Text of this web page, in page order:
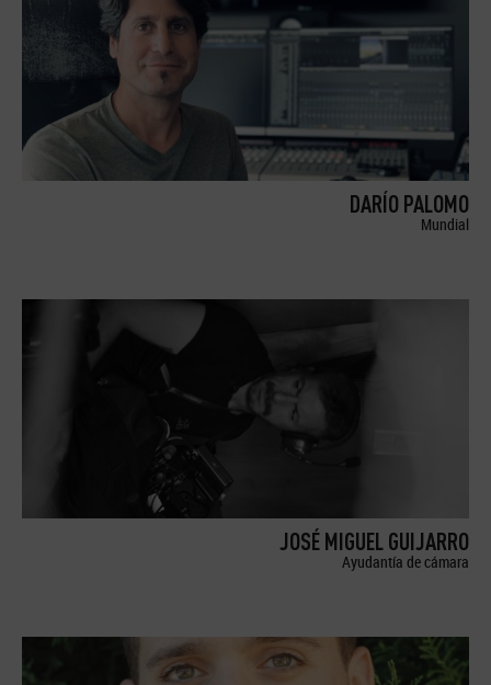
DARÍO PALOMO
Mundial
JOSÉ MIGUEL GUIJARRO
Ayudantía de cámara